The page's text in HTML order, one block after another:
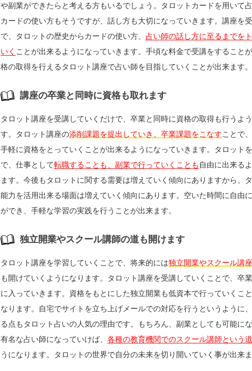
や副業ができたらと考える方もいるでしょう。タロットカードを用いて占
カードの使い方もそうですが、話し方も大切になっていきます。講座を
で、タロットの歴史からカードの使い方、 占い師の話し方に至るまでを
いく ことが出来るようになっていきます。手頃な料金で受講をすること
格の取得を行えるタロット講座で占い師を目指していくことが出来ます。
講座の卒業と同時に資格も取れます
タロット講座を受講していくだけで、卒業と同時に資格の取得も行うよ
す。タロット講座の添削課題を提出していき、卒業課題をこなすことで
手軽に資格をとっていくことが出来るようになっていきます。タロット
で、仕事として転職することも、副業で行っていくことも 自由に出来る
ます。今後もタロットに関する需要は増えていく傾向にありますから、
能力を活用出来る場面は増えていく傾向にあります。空いた時間に自由
ができ、手軽な学習の実践を行うことが出来ます。
独立開業やスクール講師の道も開けます
タロット講座を学習していくことで、将来的には独立開業やスクール講
も開けていくようになります。タロット講座を受講していくことで、卒
に入っていきます。資格をもとにした独立開業も低資本で行っていくこ
なります。自宅でサイトを立ち上げメールでの対応を行うというように
る点もタロット占いの人気の理由です。もちろん、副業としても可能にな
有名な占い師になっていけば、 各種の教育機関でのスクール講師という道
うになります。タロットの世界で自分の未来を切り開いていく事が出来ま